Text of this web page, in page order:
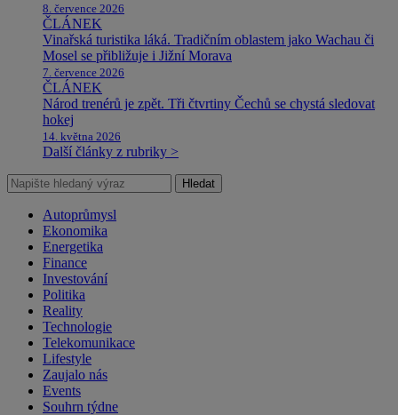
8. července 2026
ČLÁNEK
Vinařská turistika láká. Tradičním oblastem jako Wachau či
Mosel se přibližuje i Jižní Morava
7. července 2026
ČLÁNEK
Národ trenérů je zpět. Tři čtvrtiny Čechů se chystá sledovat
hokej
14. května 2026
Další články z rubriky >
Hledat
Autoprůmysl
Ekonomika
Energetika
Finance
Investování
Politika
Reality
Technologie
Telekomunikace
Lifestyle
Zaujalo nás
Events
Souhrn týdne